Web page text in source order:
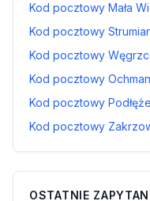
Kod pocztowy Mała
Kod pocztowy
Kod pocztowy
Kod pocztowy
Kod pocztowy Podłęże
Kod pocztowy
OSTATNIE